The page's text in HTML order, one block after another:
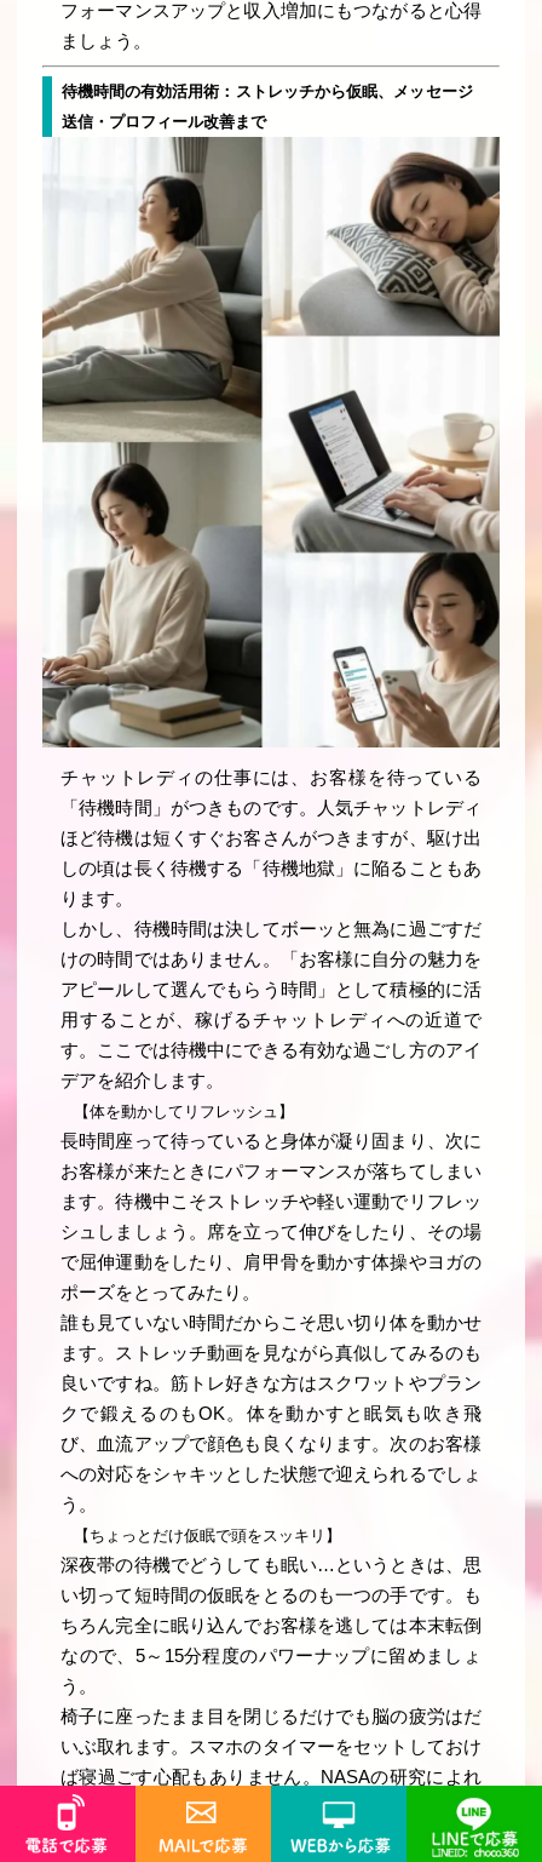
フォーマンスアップと収入増加にもつながると心得
ましょう。
待機時間の有効活用術：ストレッチから仮眠、メッセージ
送信・プロフィール改善まで
チャットレディの仕事には、お客様を待っている
「待機時間」がつきものです。人気チャットレディ
ほど待機は短くすぐお客さんがつきますが、駆け出
しの頃は長く待機する「待機地獄」に陥ることもあ
ります。
しかし、待機時間は決してボーッと無為に過ごすだ
けの時間ではありません。「お客様に自分の魅力を
アピールして選んでもらう時間」として積極的に活
用することが、稼げるチャットレディへの近道で
す。ここでは待機中にできる有効な過ごし方のアイ
デアを紹介します。
【体を動かしてリフレッシュ】
長時間座って待っていると身体が凝り固まり、次に
お客様が来たときにパフォーマンスが落ちてしまい
ます。待機中こそストレッチや軽い運動でリフレッ
シュしましょう。席を立って伸びをしたり、その場
で屈伸運動をしたり、肩甲骨を動かす体操やヨガの
ポーズをとってみたり。
誰も見ていない時間だからこそ思い切り体を動かせ
ます。ストレッチ動画を見ながら真似してみるのも
良いですね。筋トレ好きな方はスクワットやプラン
クで鍛えるのもOK。体を動かすと眠気も吹き飛
び、血流アップで顔色も良くなります。次のお客様
への対応をシャキッとした状態で迎えられるでしょ
う。
【ちょっとだけ仮眠で頭をスッキリ】
深夜帯の待機でどうしても眠い…というときは、思
い切って短時間の仮眠をとるのも一つの手です。も
ちろん完全に眠り込んでお客様を逃しては本末転倒
なので、5～15分程度のパワーナップに留めましょ
う。
椅子に座ったまま目を閉じるだけでも脳の疲労はだ
いぶ取れます。スマホのタイマーをセットしておけ
ば寝過ごす心配もありません。NASAの研究によれ
ば、15分ほどの仮眠で作業効率が向上したという報
告もあります。